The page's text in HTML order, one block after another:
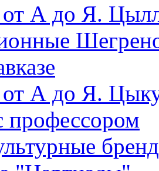
от А до Я.
от А до Я.
профессором